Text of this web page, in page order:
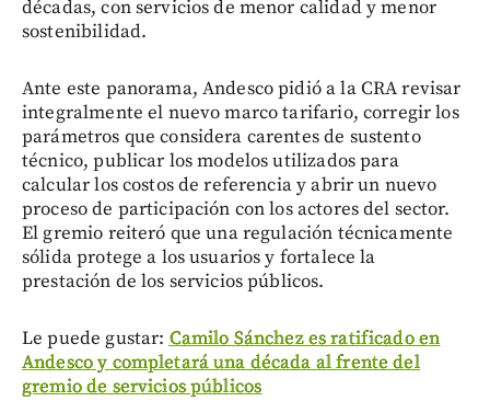
décadas, con servicios de menor calidad y menor
sostenibilidad.
Ante este panorama, Andesco pidió a la CRA revisar
integralmente el nuevo marco tarifario, corregir los
parámetros que considera carentes de sustento
técnico, publicar los modelos utilizados para
calcular los costos de referencia y abrir un nuevo
proceso de participación con los actores del sector.
El gremio reiteró que una regulación técnicamente
sólida protege a los usuarios y fortalece la
prestación de los servicios públicos.
Le puede gustar: Camilo Sánchez es ratificado en
Andesco y completará una década al frente del
gremio de servicios públicos